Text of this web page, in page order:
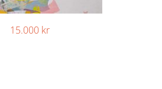
15.000 kr